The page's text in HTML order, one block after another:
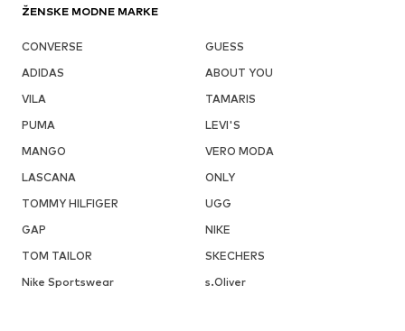
ŽENSKE MODNE MARKE
CONVERSE
GUESS
ADIDAS
ABOUT YOU
VILA
TAMARIS
PUMA
LEVI'S
MANGO
VERO MODA
LASCANA
ONLY
TOMMY HILFIGER
UGG
GAP
NIKE
TOM TAILOR
SKECHERS
Nike Sportswear
s.Oliver